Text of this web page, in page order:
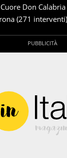
Don
(271